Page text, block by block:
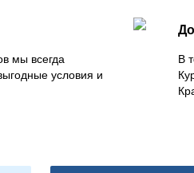
мы всегда
условия и
В